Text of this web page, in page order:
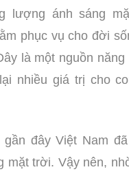
lượng ánh sáng
phục vụ cho đời
là một nguồn
nhiều giá trị cho
gần đây Việt Nam
mặt trời. Vậy nên,